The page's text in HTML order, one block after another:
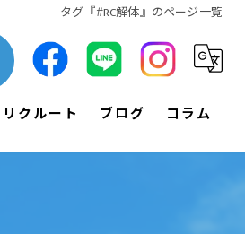
タグ『#RC解体』のページ一覧
リクルート ブログ コラム